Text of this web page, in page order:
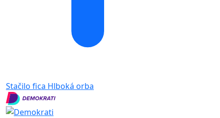
Stačilo fica Hlboká orba